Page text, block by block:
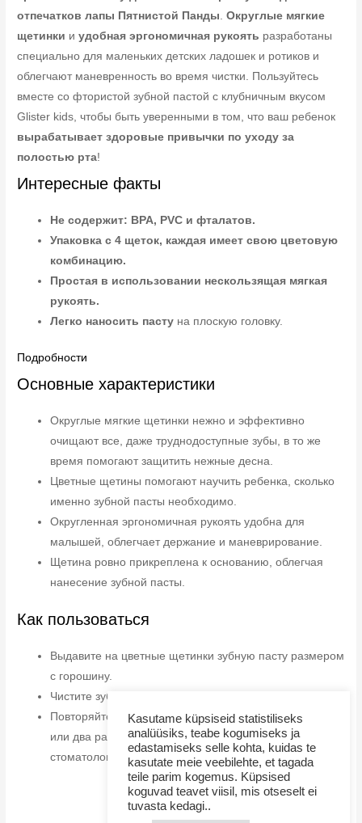
отпечатков лапы Пятнистой Панды .Округлые мягкие
щетинки иудобная эргономичная рукоять разработаны
специально для маленьких детских ладошек и ротиков и
облегчают маневренность во время чистки. Пользуйтесь
вместе со фтористой зубной пастой с клубничным вкусом
Glister kids, чтобы быть уверенными в том, что ваш ребенок
вырабатывает здоровые привычки по уходу за
полостью рта!
Интересные факты
Не содержит: BPA, PVC и фталатов.
Упаковка с 4 щеток, каждая имеет свою цветовую
комбинацию.
Простая в использовании нескользящая мягкая
рукоять.
Легко наносить пасту на плоскую головку.
Подробности
Основные характеристики
Округлые мягкие щетинки нежно и эффективно
очищают все, даже труднодоступные зубы, в то же
время помогают защитить нежные десна.
Цветные щетины помогают научить ребенка, сколько
именно зубной пасты необходимо.
Округленная эргономичная рукоять удобна для
малышей, облегчает держание и маневрирование.
Щетина ровно прикреплена к основанию, облегчая
нанесение зубной пасты.
Как пользоваться
Выдавите на цветные щетинки зубную пасту размером
с горошину.
Чистите зубы в течение 2 минут.
Повторяйте процедуру после каждого приема пищи
или два раза в день, или в соответствии с указаниями
стоматолога.
Kasutame küpsiseid statistiliseks
analüüsiks, teabe kogumiseks ja
edastamiseks selle kohta, kuidas te
kasutate meie veebilehte, et tagada
teile parim kogemus. Küpsised
koguvad teavet viisil, mis otseselt ei
tuvasta kedagi..